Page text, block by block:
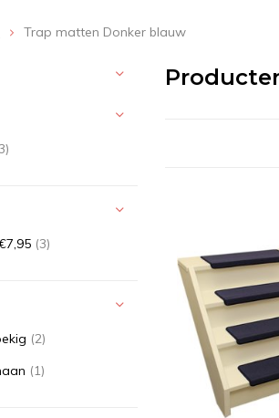
Trap matten Donker blauw
(3)
(2)
(1)